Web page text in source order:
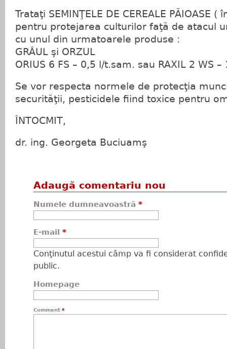
Trataţi SEMINŢELE DE CEREALE PĂIOASE
pentru protejarea culturilor faţă de atacul
cu unul din urmatoarele produse :
GRÂUL şi ORZUL
ORIUS 6 FS – 0,5 l/t.sam. sau RAXIL 2 WS
Se vor respecta normele de protecţia
securităţii, pesticidele fiind toxice pentru
ÎNTOCMIT,
dr. ing. Georgeta Buciuamş
Adaugă comentariu nou
Numele dumneavoastră *
E-mail *
Conţinutul acestui câmp va fi considerat
public.
Homepage
Comment *